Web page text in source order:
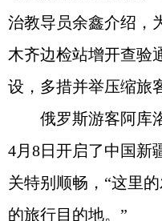
治教导员余鑫介绍，
木齐边检站增开查验
设，多措并举压缩旅
俄罗斯游客阿库
4月8日开启了中国新
关特别顺畅，“这里
的旅行目的地。”